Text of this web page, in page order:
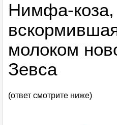
Нимфа-коза,
молоком
Зевса
(ответ смотрите ниже)